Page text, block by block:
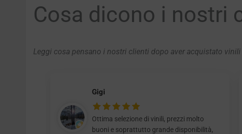
Cosa dicono i nostri
Leggi cosa pensano i nostri clienti dopo aver acquistato
Gigi
Ottima selezione di vinili, prezzi molto
buoni e soprattutto grande disponibilità,